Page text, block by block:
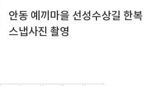
안동 예끼마을 선성수상길 한복
스냅사진 촬영